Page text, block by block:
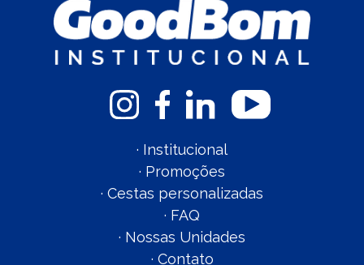
· Institucional
· Promoções
· Cestas personalizadas
· FAQ
· Nossas Unidades
· Contato